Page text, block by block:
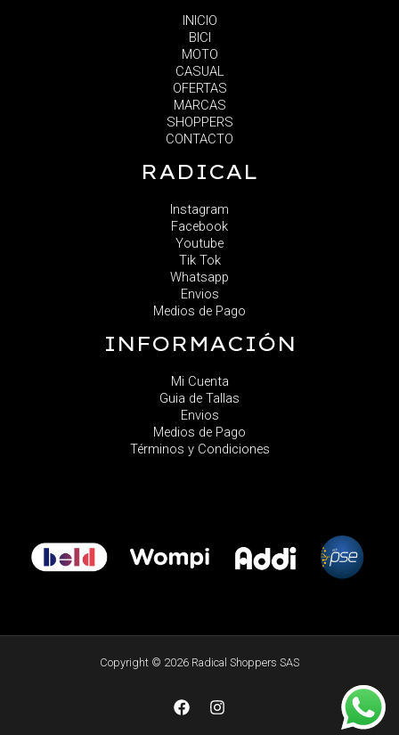
INICIO
BICI
MOTO
CASUAL
OFERTAS
MARCAS
SHOPPERS
CONTACTO
RADICAL
Instagram
Facebook
Youtube
Tik Tok
Whatsapp
Envios
Medios de Pago
INFORMACIÓN
Mi Cuenta
Guia de Tallas
Envios
Medios de Pago
Términos y Condiciones
Copyright © 2026 Radical Shoppers SAS